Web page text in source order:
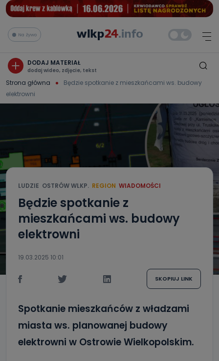
Na żywo
DODAJ MATERIAŁ
dodaj wideo, zdjęcie, tekst
Strona główna
Będzie spotkanie z mieszkańcami ws. budowy
elektrowni
LUDZIE OSTRÓW WLKP. REGION WIADOMOŚCI
Będzie spotkanie z
mieszkańcami ws. budowy
elektrowni
19.03.2025 10:01
SKOPIUJ LINK
Spotkanie mieszkańców z władzami
miasta ws. planowanej budowy
elektrowni w Ostrowie Wielkopolskim.